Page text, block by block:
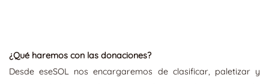
¿Qué haremos con las donaciones?
Desde eseSOL nos encargaremos de clasificar, paletizar y